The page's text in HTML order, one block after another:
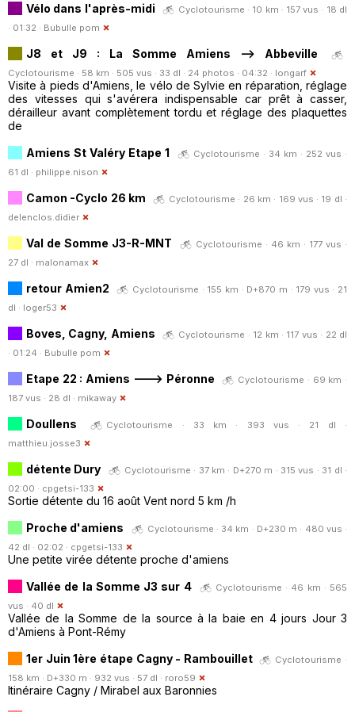
Vélo dans l'après-midi
Cyclotourisme · 10 km · 157 vus · 18 dl
· 01:32 · Bubulle pom
J8 et J9 : La Somme Amiens --> Abbeville
Cyclotourisme · 58 km · 505 vus · 33 dl · 24 photos · 04:32 · longarf
Visite à pieds d'Amiens, le vélo de Sylvie en réparation, réglage
des vitesses qui s'avérera indispensable car prêt à casser,
dérailleur avant complètement tordu et réglage des plaquettes
de
Amiens St Valéry Etape 1
Cyclotourisme · 34 km · 252 vus ·
61 dl · philippe.nison
Camon -Cyclo 26 km
Cyclotourisme · 26 km · 169 vus · 19 dl ·
delenclos.didier
Val de Somme J3-R-MNT
Cyclotourisme · 46 km · 177 vus ·
27 dl · malonamax
retour Amien2
Cyclotourisme · 155 km · D+870 m · 179 vus · 21
dl · loger53
Boves, Cagny, Amiens
Cyclotourisme · 12 km · 117 vus · 22 dl
· 01:24 · Bubulle pom
Etape 22 : Amiens ---> Péronne
Cyclotourisme · 69 km ·
187 vus · 28 dl · mikaway
Doullens
Cyclotourisme · 33 km · 393 vus · 21 dl ·
matthieu.josse3
détente Dury
Cyclotourisme · 37 km · D+270 m · 315 vus · 31 dl ·
02:00 · cpgetsi-133
Sortie détente du 16 août Vent nord 5 km /h
Proche d'amiens
Cyclotourisme · 34 km · D+230 m · 480 vus ·
42 dl · 02:02 · cpgetsi-133
Une petite virée détente proche d'amiens
Vallée de la Somme J3 sur 4
Cyclotourisme · 46 km · 565
vus · 40 dl
Vallée de la Somme de la source à la baie en 4 jours Jour 3
d'Amiens à Pont-Rémy
1er Juin 1ère étape Cagny - Rambouillet
Cyclotourisme ·
158 km · D+330 m · 932 vus · 57 dl · roro59
Itinéraire Cagny / Mirabel aux Baronnies